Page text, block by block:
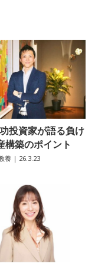
投資家が語る負け
構築のポイント
養 | 26.3.23